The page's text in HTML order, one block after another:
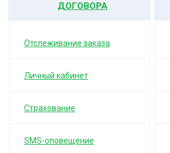
ДОГОВОРА
Отслеживание заказа
Личный кабинет
Страхование
SMS-оповещение